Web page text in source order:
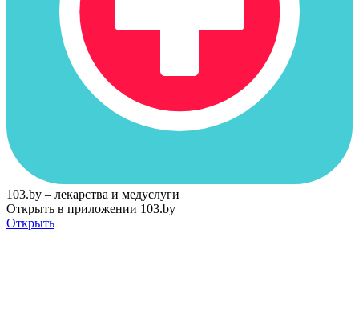
103.by – лекарства и медуслуги
Открыть в приложении 103.by
Открыть